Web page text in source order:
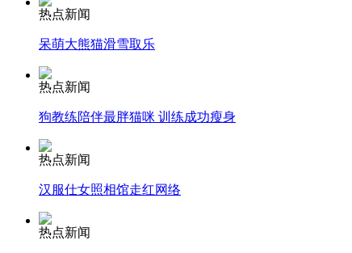
热点新闻
呆萌大熊猫滑雪取乐
热点新闻
狗教练陪伴最胖猫咪 训练成功瘦身
热点新闻
汉服仕女照相馆走红网络
热点新闻